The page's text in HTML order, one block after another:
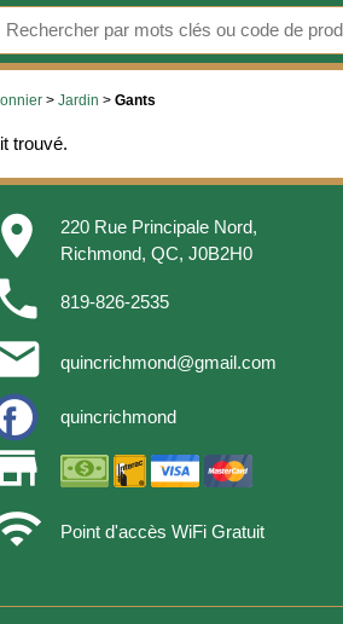
> Jardin > Gants
trouvé.
place
220 Rue Principale Nord,
Richmond, QC, J0B2H0
819-826-2535
quincrichmond@gmail.com
quincrichmond
Point d'accès WiFi Gratuit